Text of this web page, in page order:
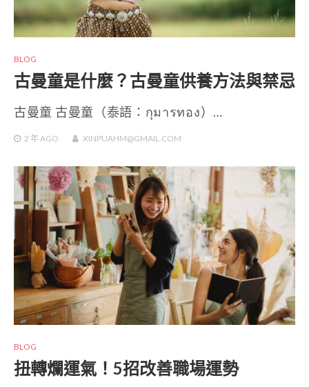
BLOG
古曼童是什麼？古曼童供養方法與禁忌
古曼童 古曼童（泰語：กุมารทอง）…
2 年AGO XINPUAHM@GMAIL.COM
BLOG
扭轉爛運氣！5招改善職場運勢